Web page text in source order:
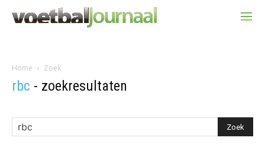
Home Zoek
rbc - zoekresultaten